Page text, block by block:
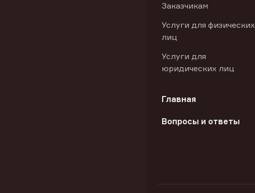
Заказчикам
Услуги для физических
лиц
Услуги для
юридических лиц
Главная
Вопросы и ответы